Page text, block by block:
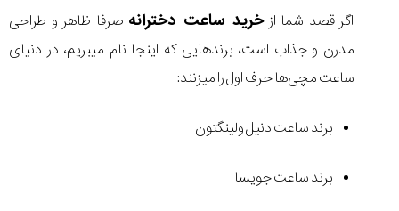
اگر قصد شما ازخرید ساعت دخترانه صرفا ظاهر و طراحی
مدرن و جذاب است، برندهایی که اینجا نام میبریم، در دنیای
ساعت مچی‌ها حرف اول را میزنند:
برند ساعت دنیل ولینگتون
برند ساعت جویسا